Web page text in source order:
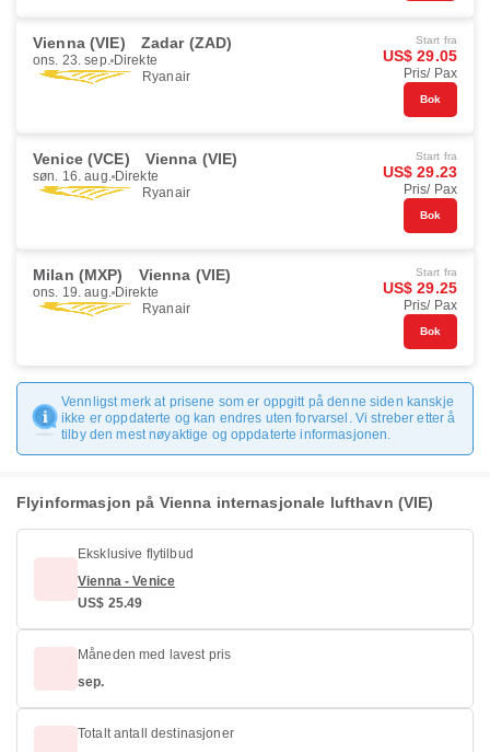
Vienna (VIE) Zadar (ZAD)
ons. 23. sep. Direkte
Ryanair
Start fra
US$ 29.05
Pris/ Pax
Bok
Venice (VCE) Vienna (VIE)
søn. 16. aug. Direkte
Ryanair
Start fra
US$ 29.23
Pris/ Pax
Bok
Milan (MXP) Vienna (VIE)
ons. 19. aug. Direkte
Ryanair
Start fra
US$ 29.25
Pris/ Pax
Bok
Vennligst merk at prisene som er oppgitt på denne siden kanskje
ikke er oppdaterte og kan endres uten forvarsel. Vi streber etter å
tilby den mest nøyaktige og oppdaterte informasjonen.
Flyinformasjon på Vienna internasjonale lufthavn (VIE)
Eksklusive flytilbud
Vienna - Venice
US$ 25.49
Måneden med lavest pris
sep.
Totalt antall destinasjoner